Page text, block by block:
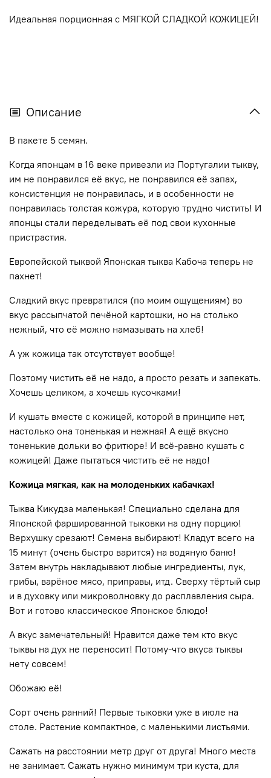
Идеальная порционная с МЯГКОЙ СЛАДКОЙ КОЖИЦЕЙ!
Описание
В пакете 5 семян.
Когда японцам в 16 веке привезли из Португалии тыкву,
им не понравился её вкус, не понравился её запах,
консистенция не понравилась, и в особенности не
понравилась толстая кожура, которую трудно чистить! И
японцы стали переделывать её под свои кухонные
пристрастия.
Европейской тыквой Японская тыква Кабоча теперь не
пахнет!
Сладкий вкус превратился (по моим ощущениям) во
вкус рассыпчатой печёной картошки, но на столько
нежный, что её можно намазывать на хлеб!
А уж кожица так отсутствует вообще!
Поэтому чистить её не надо, а просто резать и запекать.
Хочешь целиком, а хочешь кусочками!
И кушать вместе с кожицей, которой в принципе нет,
настолько она тоненькая и нежная! А ещё вкусно
тоненькие дольки во фритюре! И всё-равно кушать с
кожицей! Даже пытаться чистить её не надо!
Кожица мягкая, как на молоденьких кабачках!
Тыква Кикудза маленькая! Специально сделана для
Японской фаршированной тыковки на одну порцию!
Верхушку срезают! Семена выбирают! Кладут всего на
15 минут (очень быстро варится) на водяную баню!
Затем внутрь накладывают любые ингредиенты, лук,
грибы, варёное мясо, приправы, итд. Сверху тёртый сыр
и в духовку или микроволновку до расплавления сыра.
Вот и готово классическое Японское блюдо!
А вкус замечательный! Нравится даже тем кто вкус
тыквы на дух не переносит! Потому-что вкуса тыквы
нету совсем!
Обожаю её!
Сорт очень ранний! Первые тыковки уже в июле на
столе. Растение компактное, с маленькими листьями.
Сажать на расстоянии метр друг от друга! Много места
не занимает. Сажать нужно минимум три куста, для